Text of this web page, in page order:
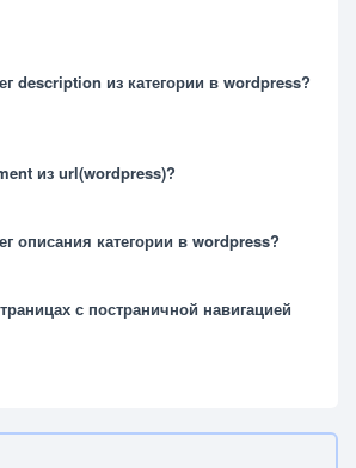
description из категории в wordpress?
из url(wordpress)?
описания категории в wordpress?
с постраничной навигацией